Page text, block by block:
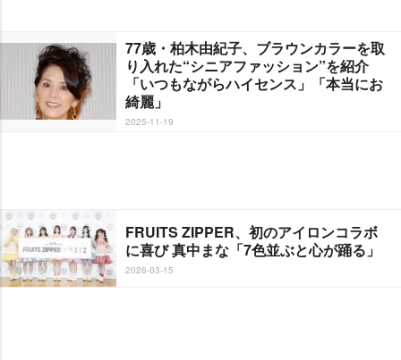
77歳・柏木由紀子、ブラウンカラーを取
り入れた“シニアファッション”を紹介
「いつもながらハイセンス」「本当にお
綺麗」
2025-11-19
FRUITS ZIPPER、初のアイロンコラボ
に喜び 真中まな「7色並ぶと心が踊る」
2026-03-15